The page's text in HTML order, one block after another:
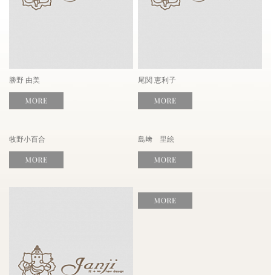
勝野 由美 尾関 恵利子
牧野小百合 島﨑 里絵